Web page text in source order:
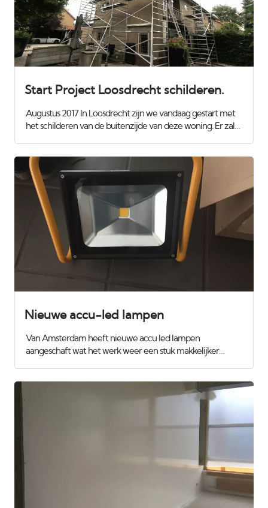
Start Project Loosdrecht schilderen.
Augustus 2017 In Loosdrecht zijn we vandaag gestart met
het schilderen van de buitenzijde van deze woning. Er zal
steigeren zodat we er goed bij kunnen. Voor meer info of
contact kijk eens op onze website :
www.vanamsterdam.com
Nieuwe accu-led lampen
Van Amsterdam heeft nieuwe accu led lampen
aangeschaft wat het werk weer een stuk makkelijker
wordt. Ook tijdens het spuiten loopt er iemand mee met
de lamp zodat we niets missen. Het zijn daglicht lampen
zodat we ook geen verassingen met kleur hebben. Slechts
50 watt dus erg zuinig voor de klant, veilig omdat ze koud